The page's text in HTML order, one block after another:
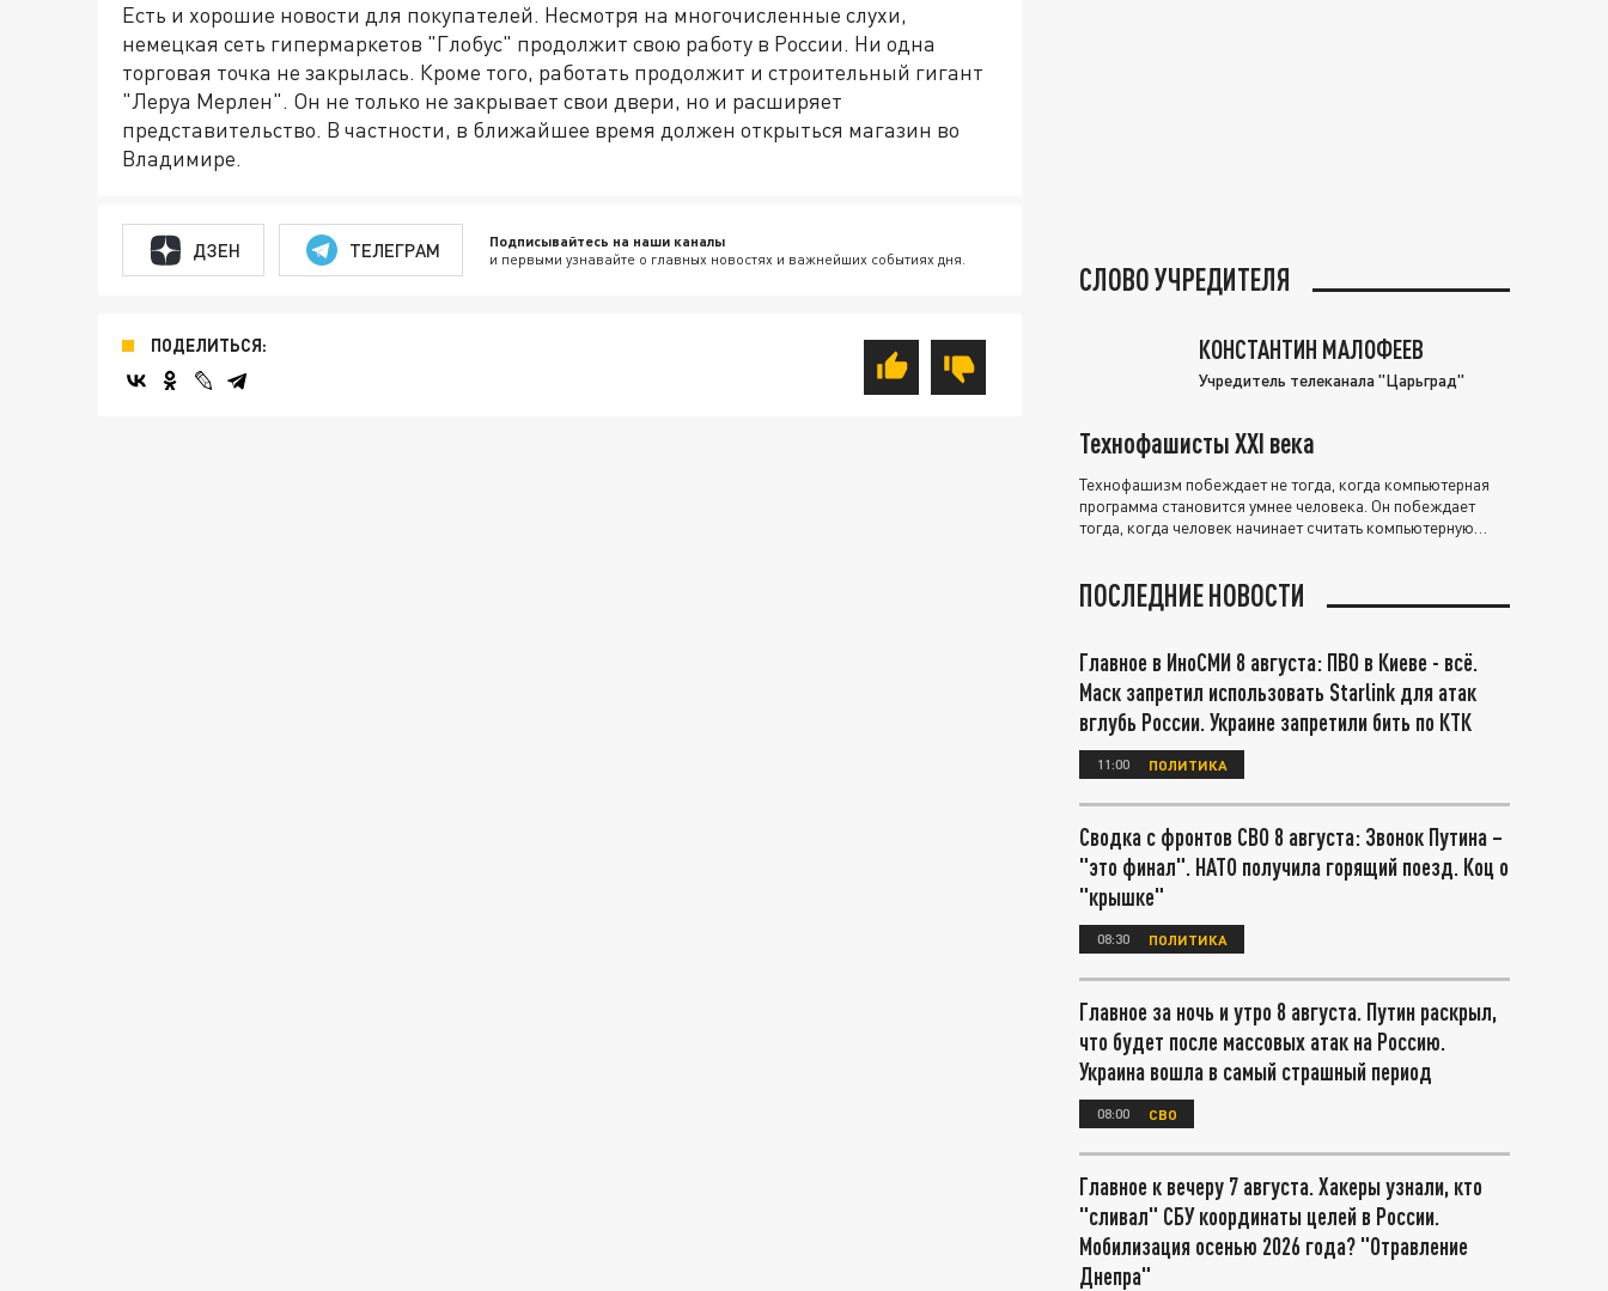
Есть и хорошие новости для покупателей. Несмотря на многочисленные слухи,
немецкая сеть гипермаркетов "Глобус" продолжит свою работу в России. Ни одна
торговая точка не закрылась. Кроме того, работать продолжит и строительный гигант
"Леруа Мерлен". Он не только не закрывает свои двери, но и расширяет
представительство. В частности, в ближайшее время должен открыться магазин во
Владимире.
ДЗЕН ТЕЛЕГРАМ Подписывайтесь на наши каналы
и первыми узнавайте о главных новостях и важнейших событиях дня.
ПОДЕЛИТЬСЯ:
СЛОВО УЧРЕДИТЕЛЯ
КОНСТАНТИН МАЛОФЕЕВ
Учредитель телеканала "Царьград"
Технофашисты XXI века
Технофашизм побеждает не тогда, когда компьютерная
программа становится умнее человека. Он побеждает
тогда, когда человек начинает считать компьютерную
ПОСЛЕДНИЕ НОВОСТИ
Главное в ИноСМИ 8 августа: ПВО в Киеве - всё.
Маск запретил использовать Starlink для атак
вглубь России. Украине запретили бить по КТК
11:00 ПОЛИТИКА
Сводка с фронтов СВО 8 августа: Звонок Путина –
"это финал". НАТО получила горящий поезд. Коц о
"крышке"
08:30 ПОЛИТИКА
Главное за ночь и утро 8 августа. Путин раскрыл,
что будет после массовых атак на Россию.
Украина вошла в самый страшный период
08:00 СВО
Главное к вечеру 7 августа. Хакеры узнали, кто
"сливал" СБУ координаты целей в России.
Мобилизация осенью 2026 года? "Отравление
Днепра"